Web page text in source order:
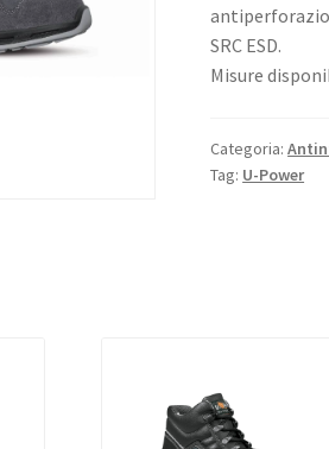
SRC ESD.
Misure
Categoria:
Tag: U-Power